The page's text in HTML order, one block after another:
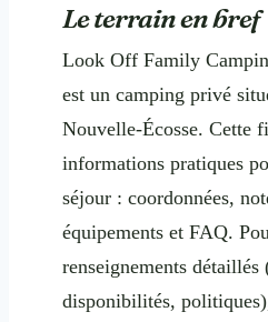
Le terrain en bref
Look Off Family
est un camping privé
Nouvelle-Écosse. Cette
informations pratiques
séjour : coordonnées,
équipements et FAQ.
renseignements détaillés
disponibilités,